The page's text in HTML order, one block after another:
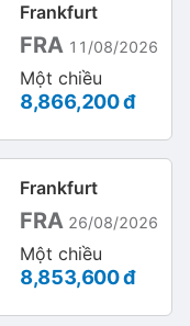
Frankfurt
FRA 11/08/2026
Một chiều
8,866,200 đ
Frankfurt
FRA 26/08/2026
Một chiều
8,853,600 đ